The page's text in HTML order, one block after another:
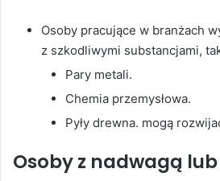
Osoby pracujące w branżach
z szkodliwymi substancjami,
Pary metali.
Chemia przemysłowa.
Pyły drewna. mogą
Osoby z nadwagą